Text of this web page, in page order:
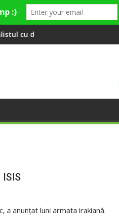
care a învățat româna la 2 ani
Compania de Apă
anunţat luni armata irakiană.